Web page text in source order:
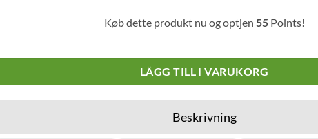
29,00 DKK. 24,95 DKK.
Køb dette produkt nu og optjen 55Points!
LÄGG TILL I VARUKORG
Beskrivning